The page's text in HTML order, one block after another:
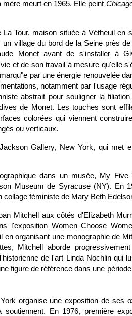
meurt en 1965. Elle peint
Tour, maison située à Vétheuil en
village du bord de la Seine près
Monet avant de s'installer à
et de son travail à mesure qu'elle
par une énergie renouvelée
notamment par l'usage
abstrait pour souligner la
de Monet. Les touches sont
colorées qui viennent
ou verticaux.
Gallery, New York, qui met
dans un musée, My
Museum de Syracuse (NY). En
collage féministe de Mary Beth
Mitchell aux côtés d'Elizabeth
l'exposition Women Choose
en organisant une monographie de
Mitchell aborde
de l'art Linda Nochlin qui
figure de référence dans une
organise une exposition de ses
En 1976, première